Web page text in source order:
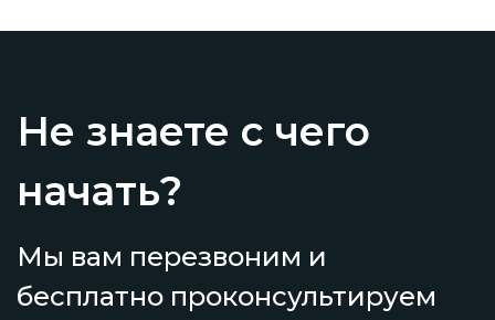
Не знаете с чего
начать?
Мы вам перезвоним и
бесплатно проконсультируем